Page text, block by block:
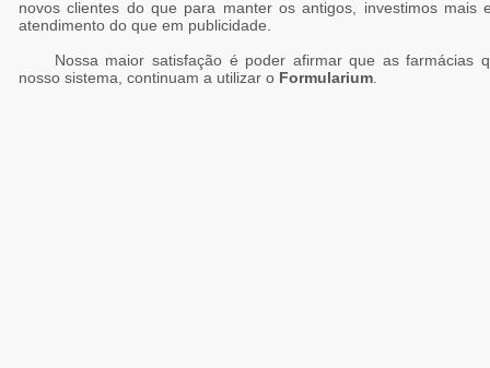
novos clientes do que para manter os antigos, investimos mais
atendimento do que em publicidade.
Nossa maior satisfação é poder afirmar que as farmácias
nosso sistema, continuam a utilizar o Formularium